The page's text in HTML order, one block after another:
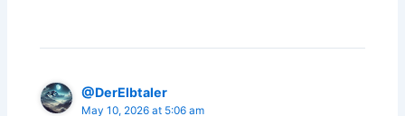
@DerElbtaler
May 10, 2026 at 5:06 am